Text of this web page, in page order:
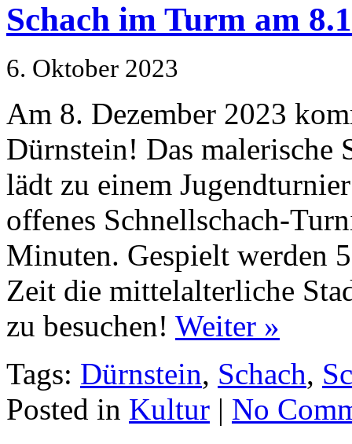
Schach im Turm am
6. Oktober 2023
Am 8. Dezember 2023
Dürnstein! Das malerische
lädt zu einem
offenes Schnellschach-
Minuten. Gespielt werden
Zeit die mittelalterliche
zu besuchen! Weiter »
Tags: Dürnstein, Schach,
Posted in Kultur | No